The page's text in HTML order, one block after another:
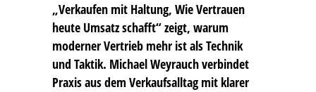
„Verkaufen mit Haltung, Wie Vertrauen
heute Umsatz schafft“ zeigt, warum
moderner Vertrieb mehr ist als Technik
und Taktik. Michael Weyrauch verbindet
Praxis aus dem Verkaufsalltag mit klarer